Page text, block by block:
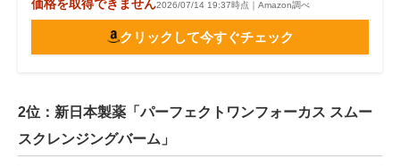
価格を取得できません2026/07/14 19:37時点｜Amazon調べ
クリックして今すぐチェック
2位：新日本製薬「パーフェクトワンフォーカス スムー
スクレンジングバーム」